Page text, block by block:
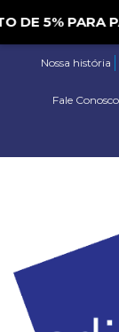
5% PARA
Nossa história
Fale Conosco